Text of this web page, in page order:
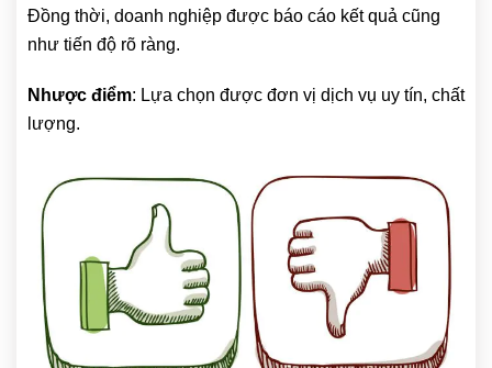
Đồng thời, doanh nghiệp được báo cáo kết quả cũng
như tiến độ rõ ràng.
Nhược điểm: Lựa chọn được đơn vị dịch vụ uy tín, chất
lượng.